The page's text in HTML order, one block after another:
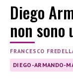
Diego
non
FRANCESCO
DIEGO-ARMANDO-